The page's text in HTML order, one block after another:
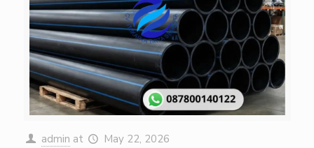
admin at May 22, 2026